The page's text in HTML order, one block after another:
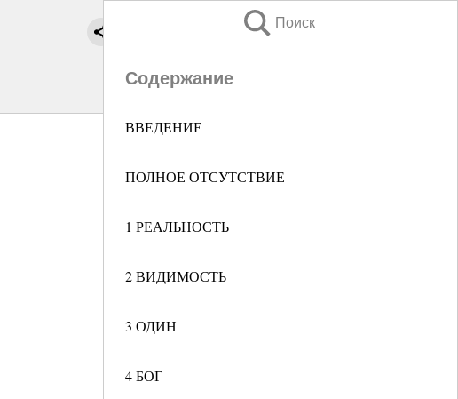
Поиск
Содержание
ВВЕДЕНИЕ
ПОЛНОЕ ОТСУТСТВИЕ
1 РЕАЛЬНОСТЬ
2 ВИДИМОСТЬ
3 ОДИН
4 БОГ